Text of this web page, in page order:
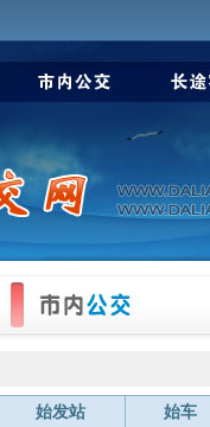
始发站 始车